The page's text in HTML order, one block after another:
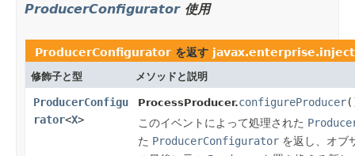
ProducerConfigurator使用
ProducerConfigurator を返す
修飾子と型 メソッドと説明
ProducerConfigu
rator<X>
ProcessProducer.configureProducer
このイベントによって処理された
た ProducerConfigurator を返し、オブ